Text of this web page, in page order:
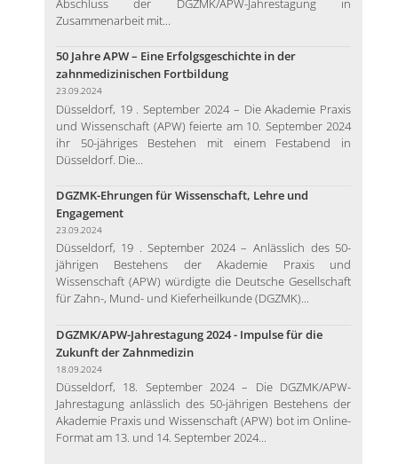
Abschluss der DGZMK/APW-Jahrestagung in
Zusammenarbeit mit...
50 Jahre APW – Eine Erfolgsgeschichte in der
zahnmedizinischen Fortbildung
23.09.2024
Düsseldorf, 19 . September 2024 – Die Akademie Praxis
und Wissenschaft (APW) feierte am 10. September 2024
ihr 50-jähriges Bestehen mit einem Festabend in
Düsseldorf. Die...
DGZMK-Ehrungen für Wissenschaft, Lehre und
Engagement
23.09.2024
Düsseldorf, 19 . September 2024 – Anlässlich des 50-
jährigen Bestehens der Akademie Praxis und
Wissenschaft (APW) würdigte die Deutsche Gesellschaft
für Zahn-, Mund- und Kieferheilkunde (DGZMK)...
DGZMK/APW-Jahrestagung 2024 - Impulse für die
Zukunft der Zahnmedizin
18.09.2024
Düsseldorf, 18. September 2024 – Die DGZMK/APW-
Jahrestagung anlässlich des 50-jährigen Bestehens der
Akademie Praxis und Wissenschaft (APW) bot im Online-
Format am 13. und 14. September 2024...